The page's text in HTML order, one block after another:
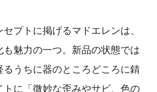
プトに掲げるマドエレンは、
魅力の一つ。新品の状態では
うちに器のところどころに錆
に「微妙な歪みやサビ、色の